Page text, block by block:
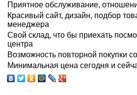
Приятное обслуживание,
Красивый сайт, дизайн, подбор
менеджера
Свой склад, что бы приехать
центра
Возможность повторной покупки
Минимальная цена сегодня и